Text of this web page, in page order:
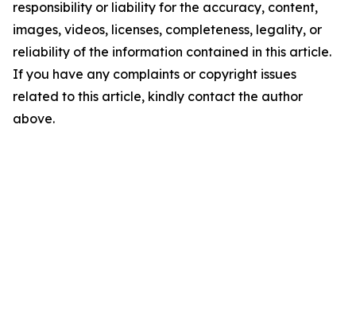
responsibility or liability for the accuracy, content,
images, videos, licenses, completeness, legality, or
reliability of the information contained in this article.
If you have any complaints or copyright issues
related to this article, kindly contact the author
above.